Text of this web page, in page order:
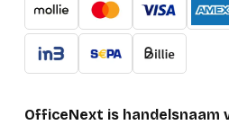
OfficeNext is handelsnaam